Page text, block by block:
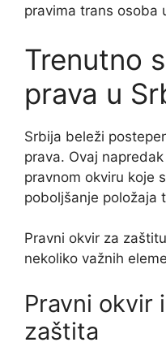
pravima trans osoba
Trenutno
prava u
Srbija beleži
prava. Ovaj
pravnom okviru koje
poboljšanje položaja
Pravni okvir za
nekoliko važnih
Pravni okvir
zaštita